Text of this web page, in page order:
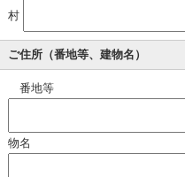
村
ご住所（番地等、建物名）
番地等
物名